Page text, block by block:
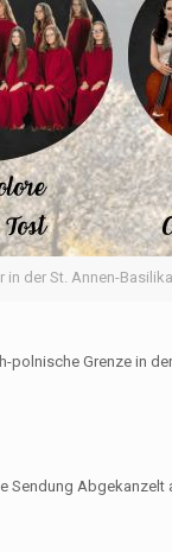
der St. Annen-
Grenze in
Abgekanzelt